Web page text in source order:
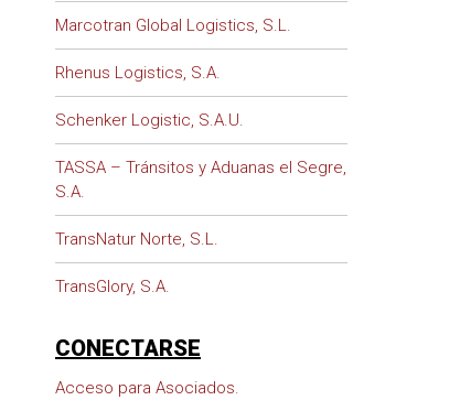
Marcotran Global Logistics, S.L.
Rhenus Logistics, S.A.
Schenker Logistic, S.A.U.
TASSA – Tránsitos y Aduanas el Segre,
S.A.
TransNatur Norte, S.L.
TransGlory, S.A.
CONECTARSE
Acceso para Asociados.